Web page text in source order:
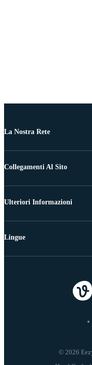
La Nostra Rete
Collegamenti Al Sito
Ulteriori Informazioni
© 2026
Lingue